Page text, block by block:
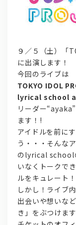
９／５（土）「
に出演します！
今回のライブは
TOKYO IDOL
lyrical school
リーダー
ます！!
アイドルを前に
う・・・そんな
のlyrical school
いなくトークで
ルをキュレート！
しかし！ライブ
出会いや想いな
き」をぶつけます
問い合
lyrical